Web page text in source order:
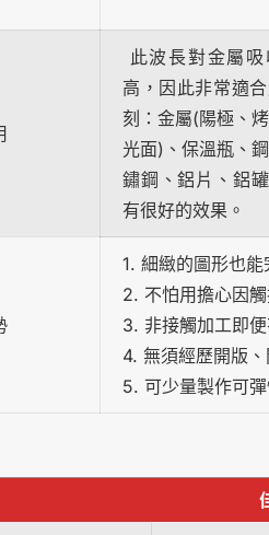
此波長對金屬
高，因此非常適
刻：金屬(陽極、
光面)、保溫瓶、
鏽鋼、鋁片、鋁
有很好的效果。
1. 細緻的圖形也
2. 不怕用擔心因
3. 非接觸加工即
4. 無須經歷開版
5. 可少量製作可